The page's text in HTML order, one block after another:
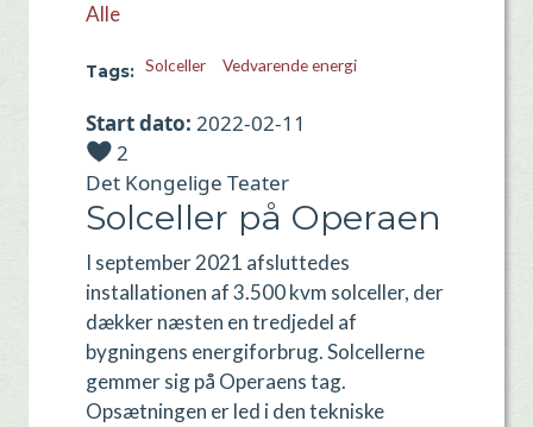
Alle
Tags Solceller Vedvarende energi
Start dato 2022-02-11
2
Det Kongelige Teater
Solceller på Operaen
I september 2021 afsluttedes
installationen af 3.500kvm solceller, der
dækker næsten en tredjedel af
bygningens energiforbrug. Solcellerne
gemmer sig på Operaens tag.
Opsætningen er led i den tekniske